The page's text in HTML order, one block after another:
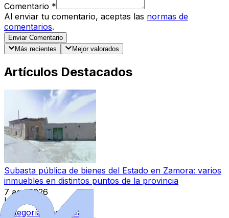
Comentario *
Al enviar tu comentario, aceptas las normas de
comentarios.
Enviar Comentario
Más recientes
Mejor valorados
Artículos Destacados
Subasta pública de bienes del Estado en Zamora: varios
inmuebles en distintos puntos de la provincia
7 ago 2026
|
Categoría:
Provincia